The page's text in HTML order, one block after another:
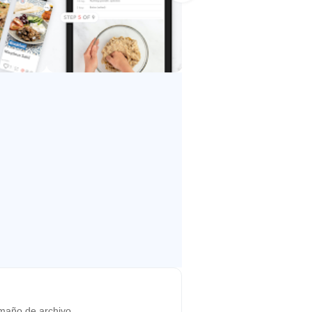
dedicada a la comida y la cultura
a cocinar deliciosas comidas